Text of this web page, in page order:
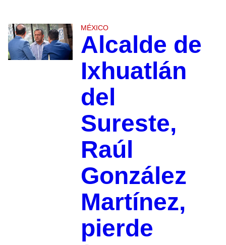
MÉXICO
Alcalde de
Ixhuatlán
del
Sureste,
Raúl
González
Martínez,
pierde